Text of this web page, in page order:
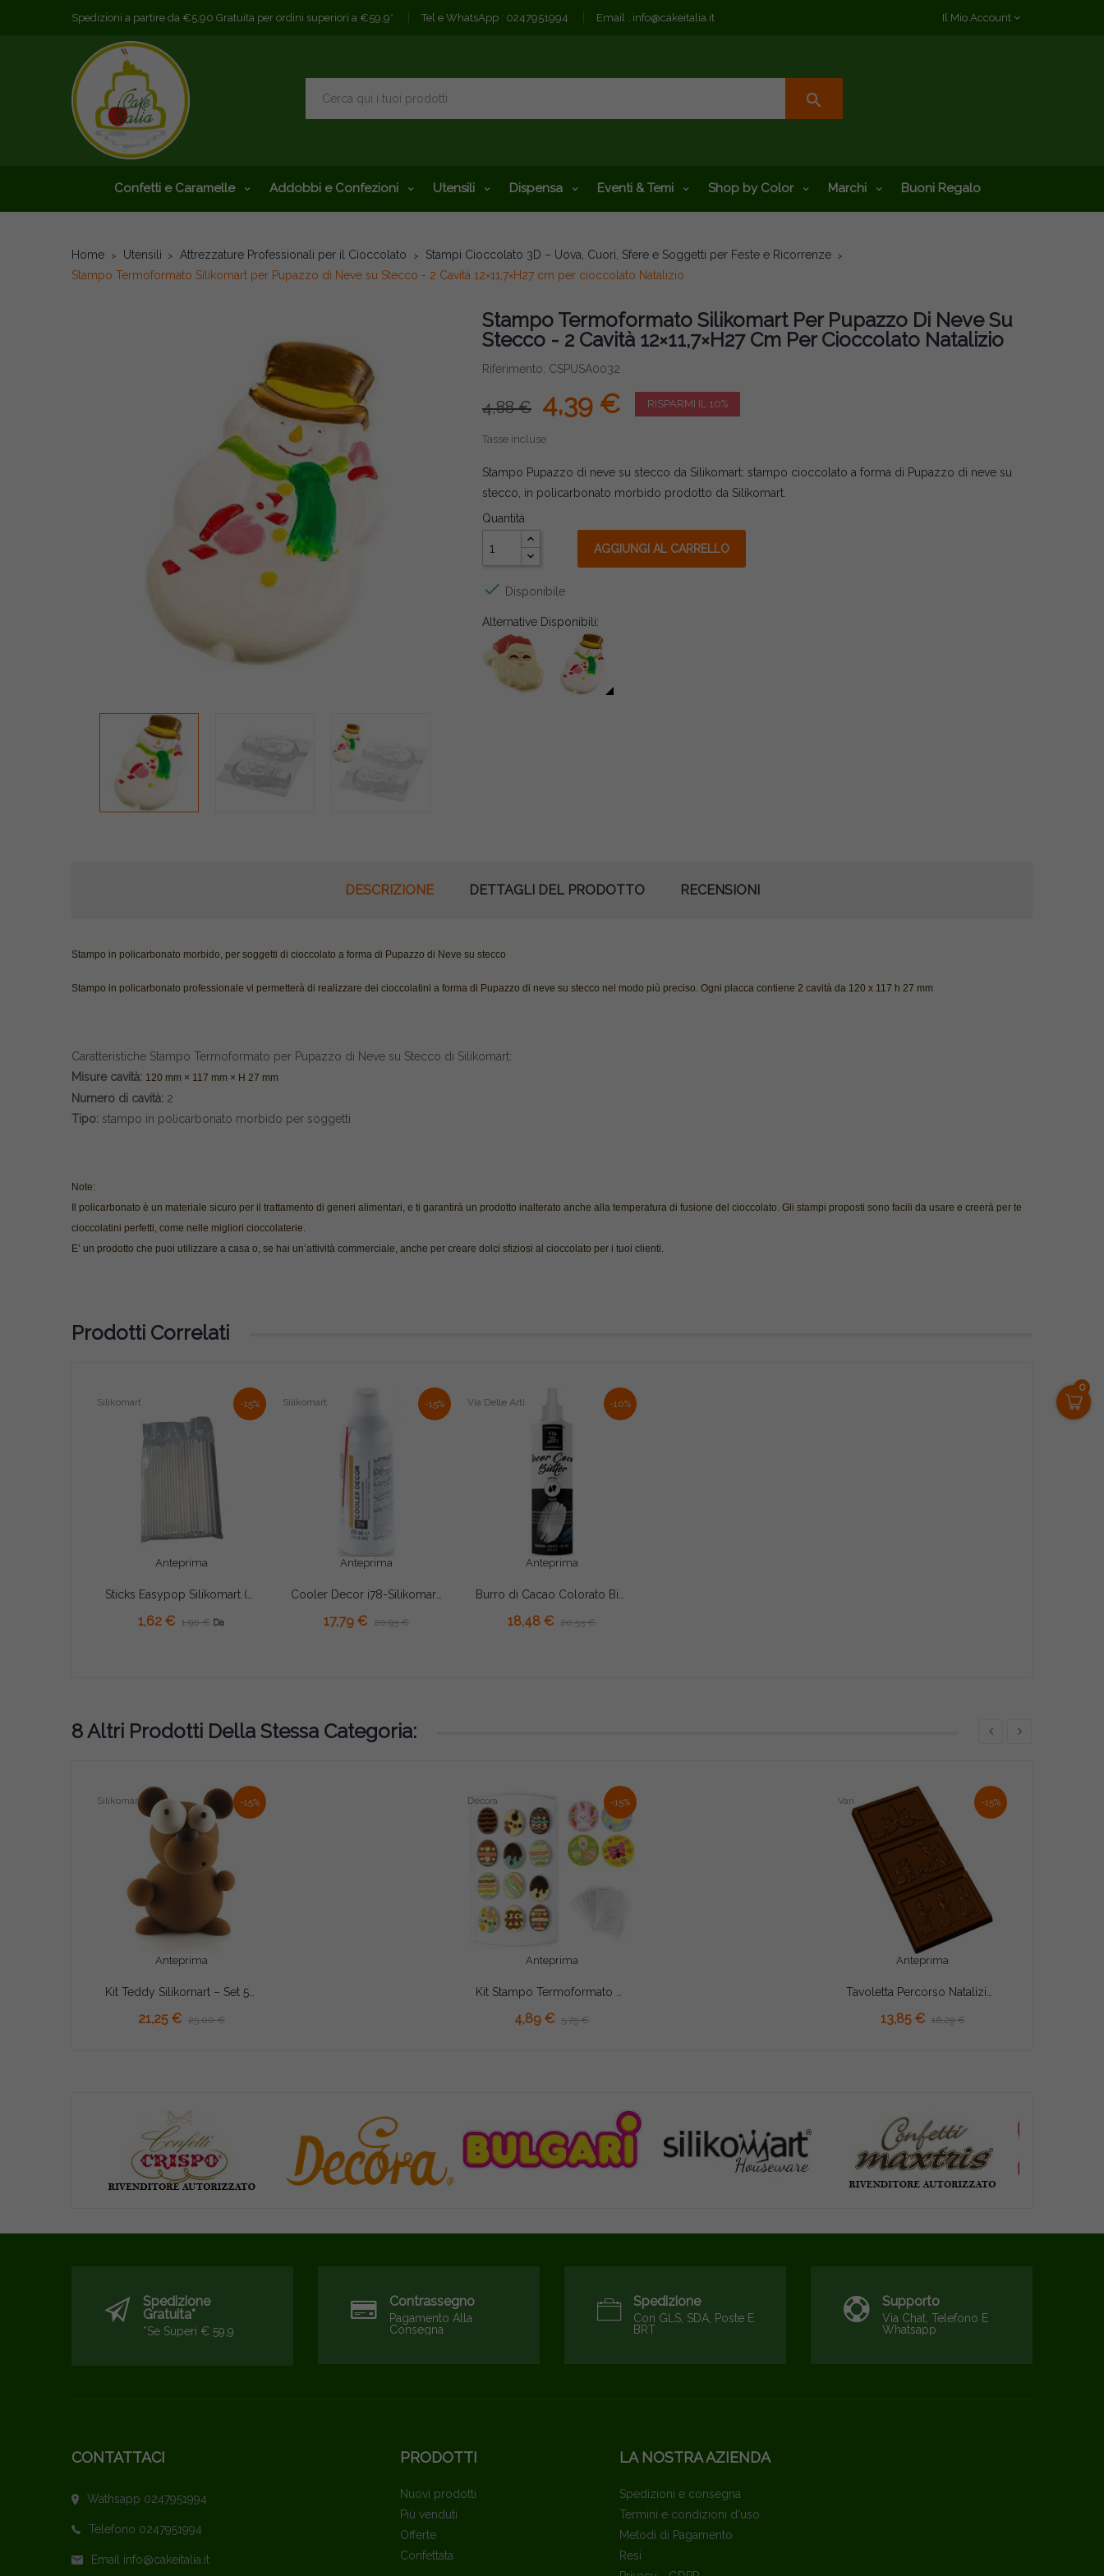
0
Spedizioni a partire da €5,90 Gratuita per ordini superiori a €59,9* Tel e WhatsApp : 0247951994 Email : info@cakeitalia.it Il Mio Account
search
Confetti e Caramelle Addobbi e Confezioni Utensili Dispensa Eventi & Temi Shop by Color Marchi Buoni Regalo
Home Utensili Attrezzature Professionali per il Cioccolato
Stampi Cioccolato 3D – Uova, Cuori, Sfere e Soggetti per Feste e Ricorrenze
Stampo Termoformato Silikomart per Pupazzo di Neve su Stecco - 2 Cavità 12×11,7×H27 cm per cioccolato Natalizio
Stampo Termoformato Silikomart Per Pupazzo Di Neve Su
Stecco - 2 Cavità 12×11,7×H27 Cm Per Cioccolato Natalizio
Riferimento: CSPUSA0032
4,88 € 4,39 € RISPARMI IL 10%
Tasse incluse
Stampo Pupazzo di neve su stecco da Silikomart: stampo cioccolato a forma di Pupazzo di neve su
stecco, in policarbonato morbido prodotto da Silikomart.
Quantità
AGGIUNGI AL CARRELLO
 Disponibile
Alternative Disponibili:
DESCRIZIONE DETTAGLI DEL PRODOTTO RECENSIONI
Stampo in policarbonato morbido, per soggetti di cioccolato a forma di Pupazzo di Neve su stecco
Stampo in policarbonato professionale vi permetterà di realizzare dei cioccolatini a forma di Pupazzo di neve su stecco nel modo più preciso. Ogni placca contiene 2 cavità da 120 x 117 h 27 mm
Caratteristiche Stampo Termoformato per Pupazzo di Neve su Stecco di Silikomart:
Misure cavità: 120 mm × 117 mm × H 27 mm
Numero di cavità: 2
Tipo: stampo in policarbonato morbido per soggetti
Note:
Il policarbonato è un materiale sicuro per il trattamento di generi alimentari, e ti garantirà un prodotto inalterato anche alla temperatura di fusione del cioccolato. Gli stampi proposti sono facili da usare e creerà per te
cioccolatini perfetti, come nelle migliori cioccolaterie.
E’ un prodotto che puoi utilizzare a casa o, se hai un’attività commerciale, anche per creare dolci sfiziosi al cioccolato per i tuoi clienti.
Prodotti Correlati
-15%
Anteprima
Silikomart
1,62 € 1,90 € Da
AGGIUNGI AL CARRELLO
-15%
Anteprima
Silikomart
Cooler Decor i78-Silikomart (400ml) – Spray Raffreddante Rapido Alimentare per Cioccolato e Zucchero
17,79 € 20,93 €
-10%
Anteprima
Via Delle Arti
18,48 € 20,53 €
8 Altri Prodotti Della Stessa Categoria:
-15%
Anteprima
Silikomart
21,25 € 25,00 €
-15%
Anteprima
Decora
4,89 € 5,75 €
-15%
Anteprima
Vari
13,85 € 16,29 €
Spedizione
Gratuita*
*se Superi € 59,9
Contrassegno
Pagamento Alla
Consegna
Spedizione
Con GLS, SDA, Poste E
BRT
Supporto
Via Chat, Telefono E
Whatsapp
CONTATTACI
Wathsapp 0247951994
Telefono 0247951994
Email info@cakeitalia.it
PRODOTTI
Nuovi prodotti
Più venduti
Offerte
Confettata
LA NOSTRA AZIENDA
Spedizioni e consegna
Termini e condizioni d'uso
Metodi di Pagamento
Resi